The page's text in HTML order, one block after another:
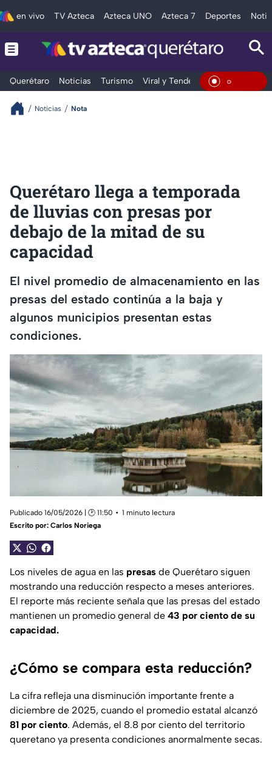
en vivo TV Azteca Azteca UNO Azteca 7 Deportes
Querétaro Noticias Turismo Viral y Tendencia Clima En Vivo
Noticias Nota
Querétaro llega a temporada
de lluvias con presas por
debajo de la mitad de su
capacidad
El nivel promedio de almacenamiento en las
presas del estado continúa a la baja y
algunos municipios presentan estas
condiciones.
Publicado 16/05/2026 | 🕑 11:50
1 minuto lectura
Escrito por: Carlos Noriega
Los niveles de agua en las presas de Querétaro siguen
mostrando una reducción respecto a meses anteriores.
El reporte más reciente señala que las presas del estado
mantienen un promedio general de 43 por ciento de su
capacidad.
¿Cómo se compara esta reducción?
La cifra refleja una disminución importante frente a
diciembre de 2025, cuando el promedio estatal alcanzó
81 por ciento. Además, el 8.8 por ciento del territorio
queretano ya presenta condiciones anormalmente secas.